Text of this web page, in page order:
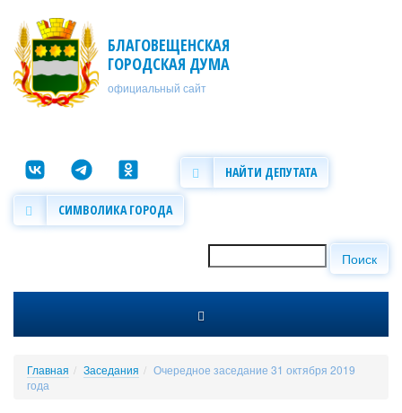
БЛАГОВЕЩЕНСКАЯ
ГОРОДСКАЯ ДУМА
официальный сайт
НАЙТИ ДЕПУТАТА
СИМВОЛИКА ГОРОДА
Форма поиска
Поиск
Главная Заседания
Очередное заседание 31 октября 2019
года